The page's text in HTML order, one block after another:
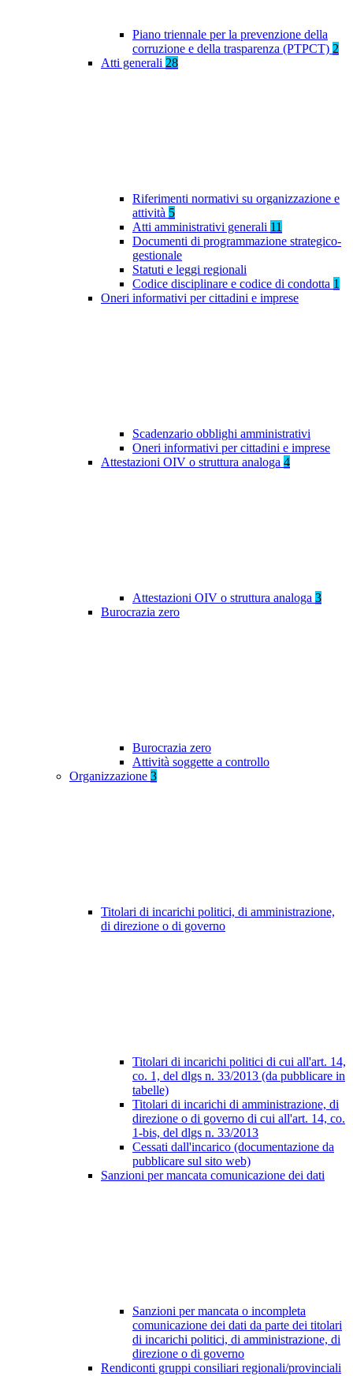
Piano triennale per la prevenzione della
corruzione e della trasparenza (PTPCT) 2
Atti generali 28
Riferimenti normativi su organizzazione e
attività 5
Atti amministrativi generali 11
Documenti di programmazione strategico-
gestionale
Statuti e leggi regionali
Codice disciplinare e codice di condotta 1
Oneri informativi per cittadini e imprese
Scadenzario obblighi amministrativi
Oneri informativi per cittadini e imprese
Attestazioni OIV o struttura analoga 4
Attestazioni OIV o struttura analoga 3
Burocrazia zero
Burocrazia zero
Attività soggette a controllo
Organizzazione 3
Titolari di incarichi politici, di amministrazione,
di direzione o di governo
Titolari di incarichi politici di cui all'art. 14,
co. 1, del dlgs n. 33/2013 (da pubblicare in
tabelle)
Titolari di incarichi di amministrazione, di
direzione o di governo di cui all'art. 14, co.
1-bis, del dlgs n. 33/2013
Cessati dall'incarico (documentazione da
pubblicare sul sito web)
Sanzioni per mancata comunicazione dei dati
Sanzioni per mancata o incompleta
comunicazione dei dati da parte dei titolari
di incarichi politici, di amministrazione, di
direzione o di governo
Rendiconti gruppi consiliari regionali/provinciali